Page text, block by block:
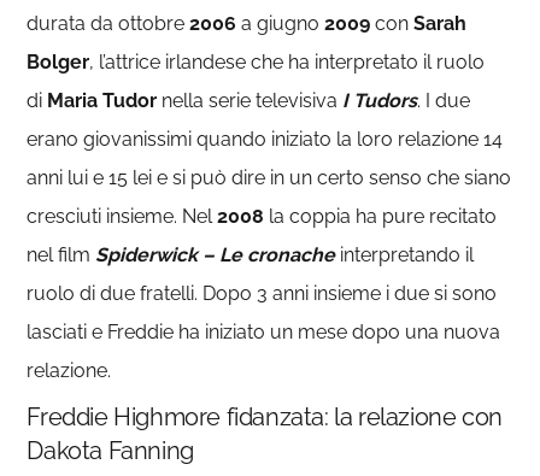
durata da ottobre2006a giugno2009 conSarah
Bolger, l’attrice irlandese che ha interpretato il ruolo
di Maria Tudor nella serie televisiva I Tudors. I due
erano giovanissimi quando iniziato la loro relazione 14
anni lui e 15 lei e si può dire in un certo senso che siano
cresciuti insieme. Nel2008 la coppia ha pure recitato
nel film Spiderwick – Le cronacheinterpretando il
ruolo di due fratelli. Dopo 3 anni insieme i due si sono
lasciati e Freddie ha iniziato un mese dopo una nuova
relazione.
Freddie Highmore fidanzata: la relazione con
Dakota Fanning